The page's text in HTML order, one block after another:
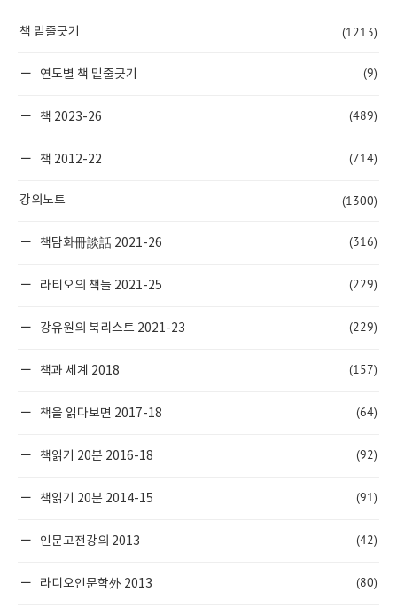
책 밑줄긋기 (1213)
연도별 책 밑줄긋기 (9)
책 2023-26 (489)
책 2012-22 (714)
강의노트 (1300)
책담화冊談話 2021-26 (316)
라티오의 책들 2021-25 (229)
강유원의 북리스트 2021-23 (229)
책과 세계 2018 (157)
책을 읽다보면 2017-18 (64)
책읽기 20분 2016-18 (92)
책읽기 20분 2014-15 (91)
인문고전강의 2013 (42)
라디오인문학外 2013 (80)